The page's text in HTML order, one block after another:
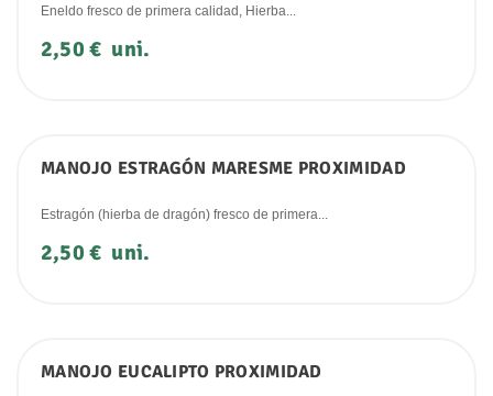
Eneldo fresco de primera calidad, Hierba...
Precio
2,50 € uni.
MANOJO ESTRAGÓN MARESME PROXIMIDAD
Estragón (hierba de dragón) fresco de primera...
Precio
2,50 € uni.
MANOJO EUCALIPTO PROXIMIDAD